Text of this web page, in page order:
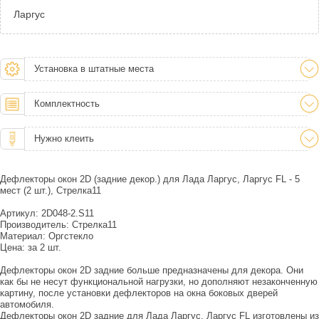
Ларгус
Установка в штатные места
Комплектность
Нужно клеить
Дефлекторы окон 2D (задние декор.) для Лада Ларгус, Ларгус FL - 5
мест (2 шт.), Стрелка11
Артикул: 2D048-2.S11
Производитель: Стрелка11
Материал: Оргстекло
Цена: за 2 шт.
Дефлекторы окон 2D задние больше предназначены для декора. Они
как бы не несут функциональной нагрузки, но дополняют незаконченную
картину, после установки дефлекторов на окна боковых дверей
автомобиля.
Дефлекторы окон 2D задние для Лада Ларгус, Ларгус FL изготовлены из